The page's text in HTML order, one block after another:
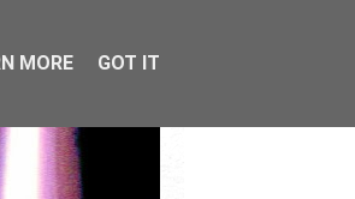
MORE GOT IT